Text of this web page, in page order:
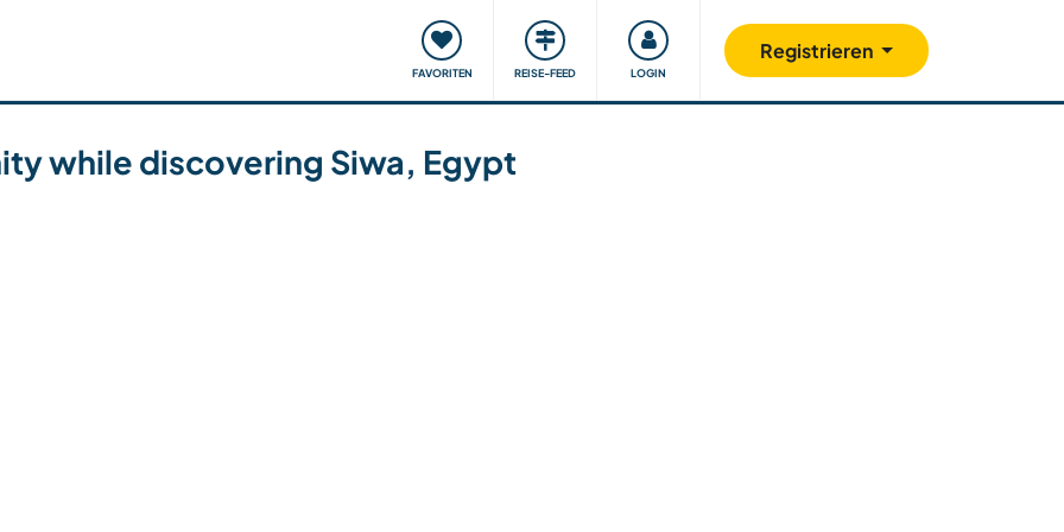
FAVORITEN REISE-FEED LOGIN
Registrieren
Reisen & Lernen Unsere Community Gutes tun
while discovering Siwa, Egypt